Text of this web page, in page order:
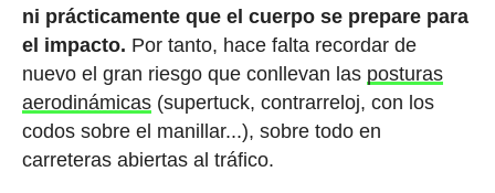
ni prácticamente que el cuerpo se prepare para
el impacto. Por tanto, hace falta recordar de
nuevo el gran riesgo que conllevan las posturas
aerodinámicas(supertuck, contrarreloj, con los
codos sobre el manillar...), sobre todo en
carreteras abiertas al tráfico.